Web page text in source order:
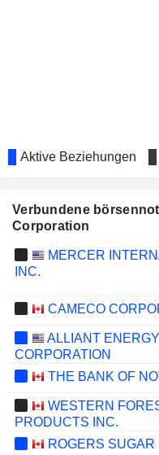
Aktive Beziehungen
Verbundene
Corporation
MERCER
INC.
CAMECO
ALLIANT ENERGY
CORPORATION
THE BANK OF
WESTERN
PRODUCTS INC.
ROGERS SUGAR